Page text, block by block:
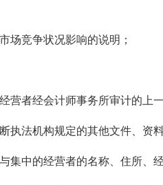
竞争状况影响的说明；
者经会计师事务所审计的上
法机构规定的其他文件、资
中的经营者的名称、住所、